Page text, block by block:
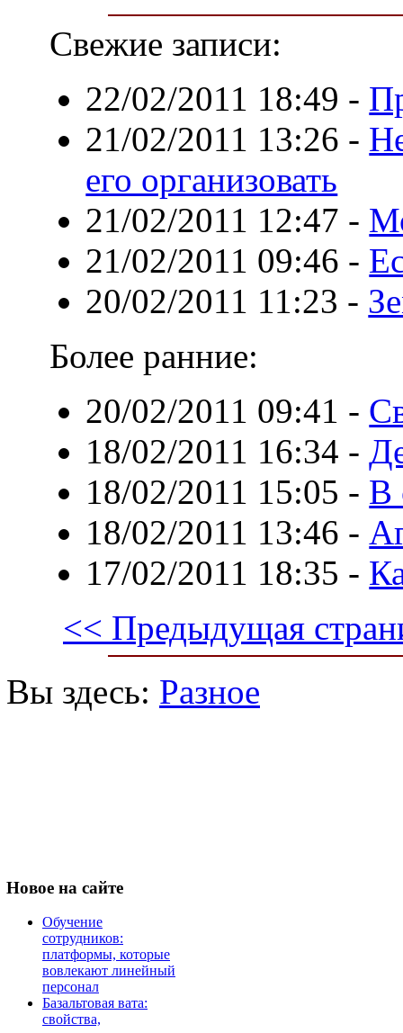
Свежие записи:
22/02/2011 18:49 -
21/02/2011 13:26 -
его организовать
21/02/2011 12:47 -
21/02/2011 09:46 -
20/02/2011 11:23 -
Более ранние:
20/02/2011 09:41 -
18/02/2011 16:34 -
18/02/2011 15:05 - В
18/02/2011 13:46 -
17/02/2011 18:35 -
<< Предыдущая
Вы здесь: Разное
Новое на сайте
Обучение
сотрудников:
платформы, которые
вовлекают линейный
персонал
Базальтовая вата:
свойства,